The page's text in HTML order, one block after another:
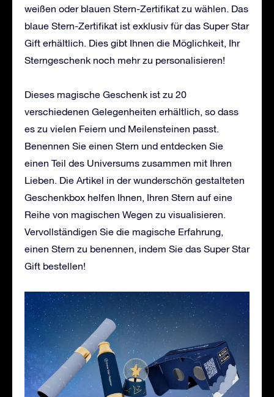
weißen oder blauen Stern-Zertifikat zu wählen. Das
blaue Stern-Zertifikat ist exklusiv für das Super Star
Gift erhältlich. Dies gibt Ihnen die Möglichkeit, Ihr
Sterngeschenk noch mehr zu personalisieren!
Dieses magische Geschenk ist zu 20
verschiedenen Gelegenheiten erhältlich, so dass
es zu vielen Feiern und Meilensteinen passt.
Benennen Sie einen Stern und entdecken Sie
einen Teil des Universums zusammen mit Ihren
Lieben. Die Artikel in der wunderschön gestalteten
Geschenkbox helfen Ihnen, Ihren Stern auf eine
Reihe von magischen Wegen zu visualisieren.
Vervollständigen Sie die magische Erfahrung,
einen Stern zu benennen, indem Sie das Super Star
Gift bestellen!